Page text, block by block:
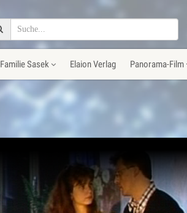
Familie Sasek Elaion Verlag Panorama-Film